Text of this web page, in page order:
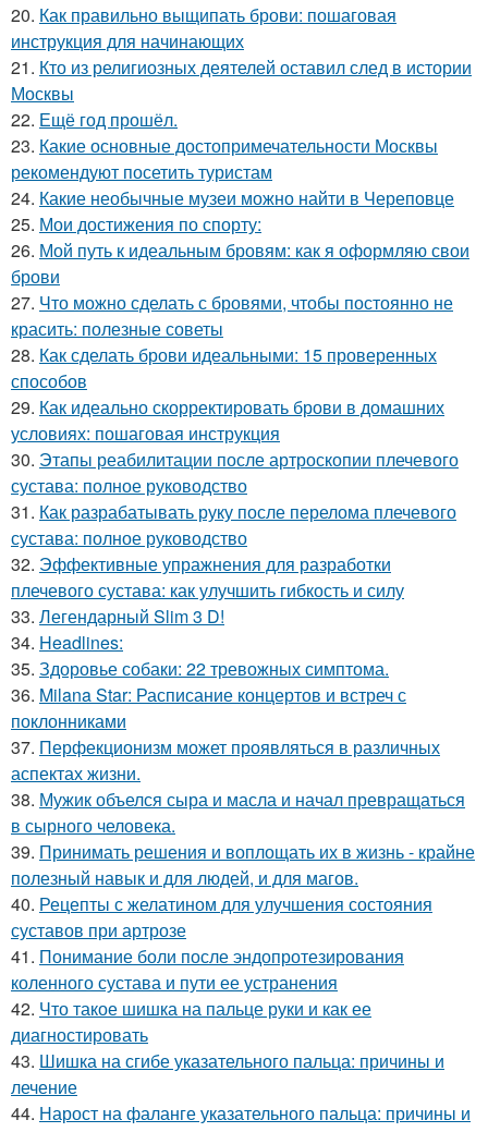
20. Как правильно выщипать брови: пошаговая
инструкция для начинающих
21. Кто из религиозных деятелей оставил след в истории
Москвы
22. Ещё год прошёл.
23. Какие основные достопримечательности Москвы
рекомендуют посетить туристам
24. Какие необычные музеи можно найти в Череповце
25. Мои достижения по спорту:
26. Мой путь к идеальным бровям: как я оформляю свои
брови
27. Что можно сделать с бровями, чтобы постоянно не
красить: полезные советы
28. Как сделать брови идеальными: 15 проверенных
способов
29. Как идеально скорректировать брови в домашних
условиях: пошаговая инструкция
30. Этапы реабилитации после артроскопии плечевого
сустава: полное руководство
31. Как разрабатывать руку после перелома плечевого
сустава: полное руководство
32. Эффективные упражнения для разработки
плечевого сустава: как улучшить гибкость и силу
33. Легендарный Slim 3 D!
34. Headlines:
35. Здоровье собаки: 22 тревожных симптома.
36. Milana Star: Расписание концертов и встреч с
поклонниками
37. Перфекционизм может проявляться в различных
аспектах жизни.
38. Мужик объелся сыра и масла и начал превращаться
в сырного человека.
39. Принимать решения и воплощать их в жизнь - крайне
полезный навык и для людей, и для магов.
40. Рецепты с желатином для улучшения состояния
суставов при артрозе
41. Понимание боли после эндопротезирования
коленного сустава и пути ее устранения
42. Что такое шишка на пальце руки и как ее
диагностировать
43. Шишка на сгибе указательного пальца: причины и
лечение
44. Нарост на фаланге указательного пальца: причины и